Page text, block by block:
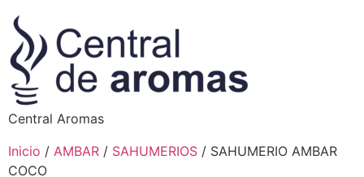
Central Aromas
Inicio / AMBAR / SAHUMERIOS / SAHUMERIO AMBAR
COCO